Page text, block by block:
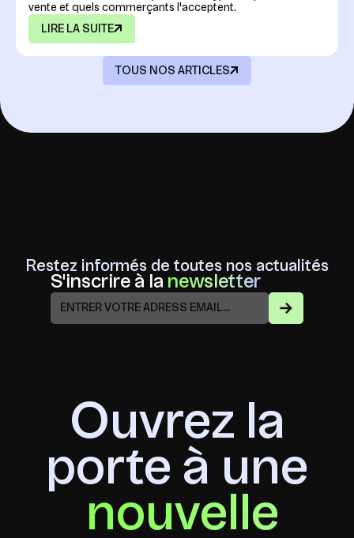
vente et quels commerçants l'acceptent.
LIRE LA SUITE
TOUS NOS ARTICLES
Restez informés de toutes nos actualités
S'inscrire à la newsletter
Ouvrez la
porte à une
nouvelle